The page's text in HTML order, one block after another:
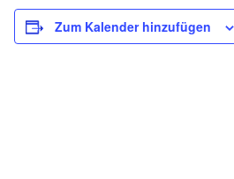
Zum Kalender hinzufügen